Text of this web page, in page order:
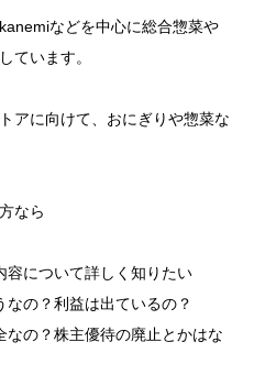
などを中心に総合惣菜や
ています。
アに向けて、おにぎりや惣菜な
なら
容について詳しく知りたい
の？利益は出ているの？
なの？株主優待の廃止とかはな